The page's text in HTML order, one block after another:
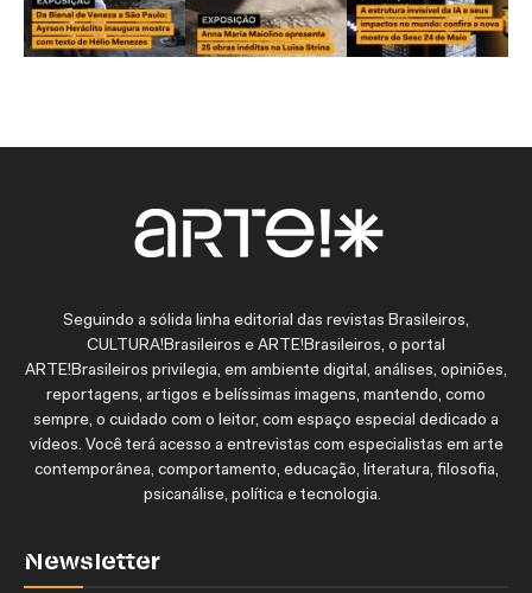
Seguindo a sólida linha editorial das revistas Brasileiros,
CULTURA!Brasileiros e ARTE!Brasileiros, o portal
ARTE!Brasileiros privilegia, em ambiente digital, análises, opiniões,
reportagens, artigos e belíssimas imagens, mantendo, como
sempre, o cuidado com o leitor, com espaço especial dedicado a
vídeos. Você terá acesso a entrevistas com especialistas em arte
contemporânea, comportamento, educação, literatura, filosofia,
psicanálise, política e tecnologia.
Newsletter